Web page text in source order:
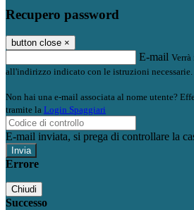
Recupero password
button close ×
E-mail
all'indirizzo indicato con le istruzioni necessarie.
Non hai una e-mail associata al nome utente?
tramite la Login Spaggiari
E-mail inviata, si prega di controllare la
Errore
Chiudi
Successo